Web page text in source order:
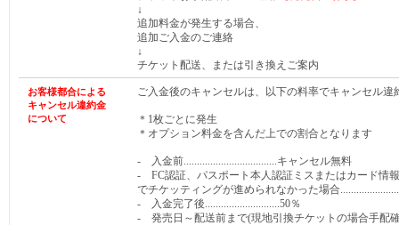
↓
追加料金が発生する場合、
追加ご入金のご連絡
↓
チケット配送、または引き換えご案内
お客様都合による
キャンセル違約金
について
ご入金後のキャンセルは、以下の料率でキャンセル違
＊1枚ごとに発生
＊オプション料金を含んだ上での割合となります
- 入金前...................................キャンセル無料
- FC認証、パスポート本人認証ミスまたはカード情
でチケッティングが進められなかった場合
- 入金完了後............................50％
- 発売日～配送前まで(現地引換チケットの場合手配